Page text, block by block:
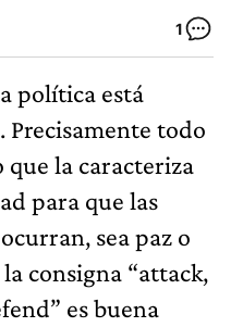
1
política está
Precisamente todo
la caracteriza
para que las
sea paz o
consigna “attack,
es buena